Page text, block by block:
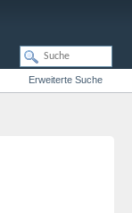
Erweiterte Suche